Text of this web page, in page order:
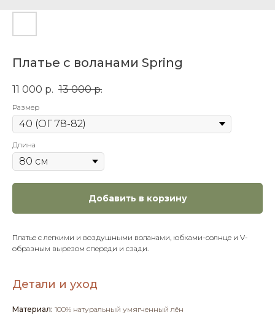
Платье c воланами Spring
11 000 р. 13 000 р.
Размер
Длина
Добавить в корзину
Платье с легкими и воздушными воланами, юбками-солнце и V-
образным вырезом спереди и сзади.
Детали и уход
Материал: 100% натуральный умягченный лён